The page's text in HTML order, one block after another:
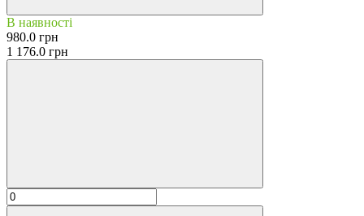
В наявності
980.0 грн
1 176.0 грн